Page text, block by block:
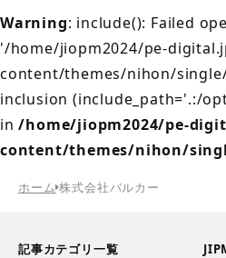
Warning: include(): Failed
'/home/jiopm2024/pe-
content/themes/nihon/
inclusion (include_path='.:/
in/home/jiopm2024/pe-
content/themes/nihon/
ホーム 株式会社バルカー
記事カテゴリ一覧